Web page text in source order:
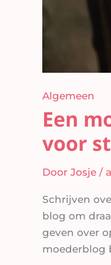
Algemeen
Een
voor
Door Josje /
Schrijven
blog om
geven over
moederblog